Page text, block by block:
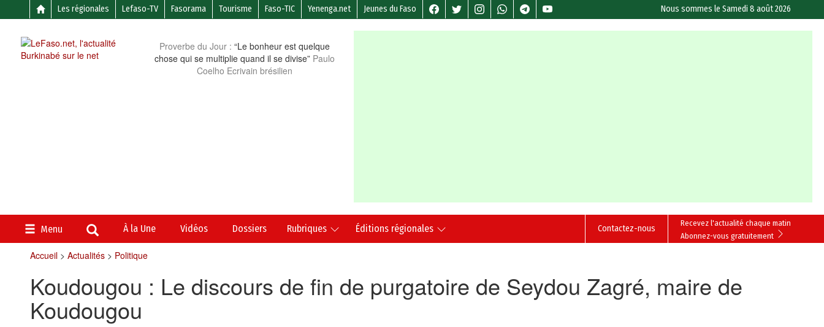
Les régionales Lefaso-TV Fasorama Tourisme Faso-TIC Yenenga.net Jeunes du Faso Nous sommes leSamedi 8 août 2026
Proverbe du Jour : “Le bonheur est quelque
chose qui se multiplie quand il se divise” Paulo
Coelho Ecrivain brésilien
Menu À la Une Vidéos Dossiers Rubriques Éditions régionales
Recevez l'actualité chaque matin
Abonnez-vous gratuitement
Contactez-nous
Accueil> Actualités> Politique
Koudougou : Le discours de fin de purgatoire de Seydou Zagré, maire de
Koudougou